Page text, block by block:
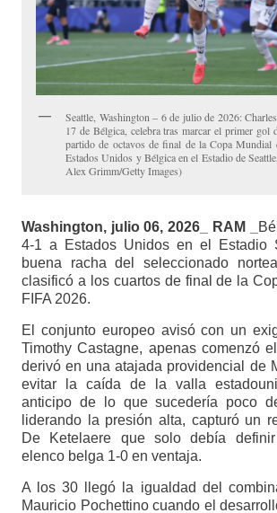
Seattle, Washington – 6 de julio de 2026:
17 de Bélgica, celebra tras marcar el primer gol
partido de octavos de final de la Copa
Estados Unidos y Bélgica en el Estadio de
Alex Grimm/Getty Images)
Washington, julio 06, 2026_ RAM _
4-1 a Estados Unidos en el Estadio
buena racha del seleccionado
clasificó a los cuartos de final de la
FIFA 2026.
El conjunto europeo avisó con un
Timothy Castagne, apenas comenzó
derivó en una atajada providencial de
evitar la caída de la valla
anticipo de lo que sucedería poco
liderando la presión alta, capturó un
De Ketelaere que solo debía
elenco belga 1-0 en ventaja.
A los 30 llegó la igualdad del
Mauricio Pochettino cuando el